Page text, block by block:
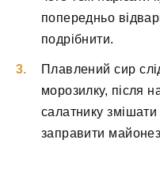
попередньо
подрібнити.
Плавлений сир
морозилку, після
салатнику змішати
заправити